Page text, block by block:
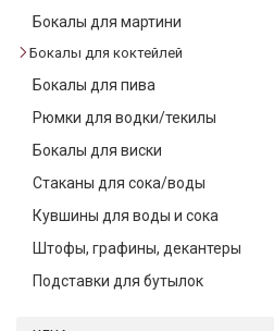
Бар
хрусталь
Посуда
Сервировка
Столовые
приборы
Текстиль
Бокалы для мартини
Бокалы для коктейлей
Бокалы для пива
Рюмки для водки/текилы
Бокалы для виски
Стаканы для сока/воды
Кувшины для воды и сока
Штофы, графины, декантеры
Подставки для бутылок